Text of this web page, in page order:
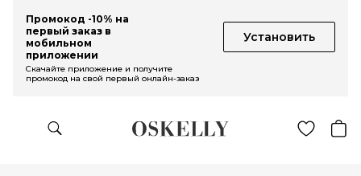
Промокод -10% на
первый заказ в
мобильном
приложении
Установить
Скачайте приложение и получите
промокод на свой первый онлайн-заказ